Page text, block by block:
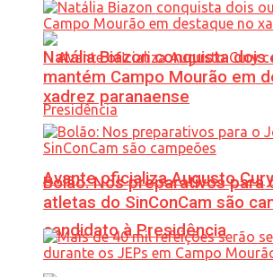
Avante oficializa Augusto
candidato à Presidência
Natália Biazon conquista dois
mantém Campo Mourão em
xadrez paranaense
Bolão: Nos preparativos para
atletas do SinConCam são